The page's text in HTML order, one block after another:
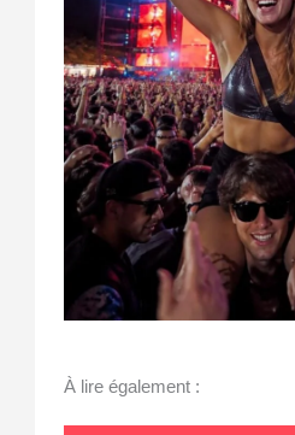
À lire également :